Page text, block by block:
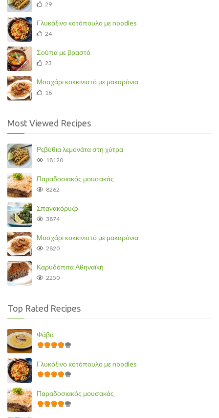
29
Γλυκόξινο κοτόπουλο με noodles
24
Σούπα με βραστό
23
Μοσχάρι κοκκινιστό με μακαρόνια
18
Most Viewed Recipes
Ρεβύθια λεμονάτα στη χύτρα
18120
Παραδοσιακός μουσακάς
8262
Σπανακόρυζο
3874
Μοσχάρι κοκκινιστό με μακαρόνια
2820
Καρυδόπιτα Αθηναϊκή
2250
Top Rated Recipes
Φάβα
Γλυκόξινο κοτόπουλο με noodles
Παραδοσιακός μουσακάς